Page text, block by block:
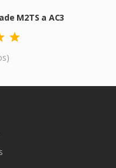
M2TS a AC3